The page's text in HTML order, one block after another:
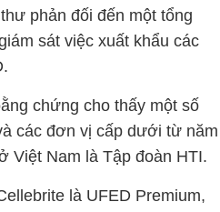
phản đối đến một tổng
sát việc xuất khẩu các
chứng cho thấy một số
các đơn vị cấp dưới từ năm
Việt Nam là Tập đoàn HTI.
là UFED Premium,